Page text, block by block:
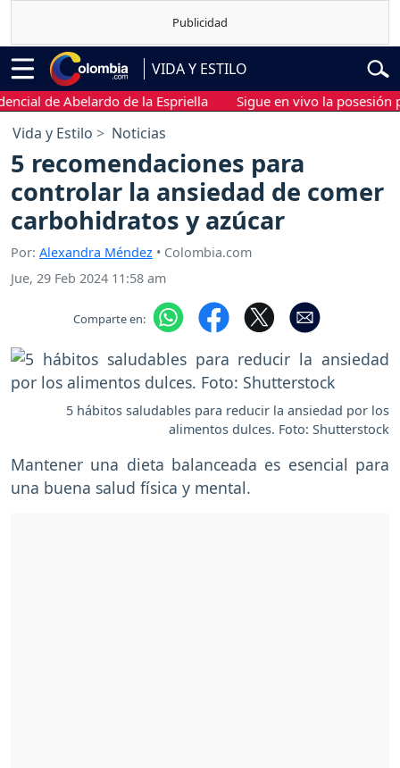
VIDA Y ESTILO
de Abelardo de la Espriella Sigue en vivo la posesión
Vida y Estilo Noticias
5 recomendaciones para
controlar la ansiedad de comer
carbohidratos y azúcar
Por: Alexandra Méndez • Colombia.com
Jue, 29 Feb 2024 11:58 am
Comparte en:
5 hábitos saludables para reducir la ansiedad por los
alimentos dulces. Foto: Shutterstock
Mantener una dieta balanceada es esencial para
una buena salud física y mental.